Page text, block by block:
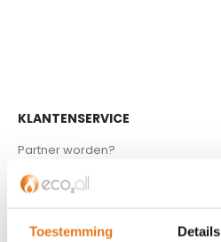
Toestemming Details
KLANTENSERVICE
Partner worden?
Over ons
Referenties